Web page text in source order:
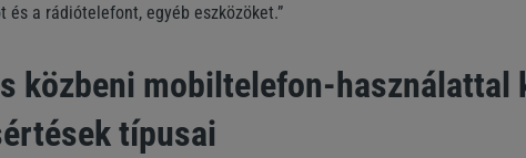
és a rádiótelefont, egyéb eszközöket.”
közbeni mobiltelefon-használattal
típusai